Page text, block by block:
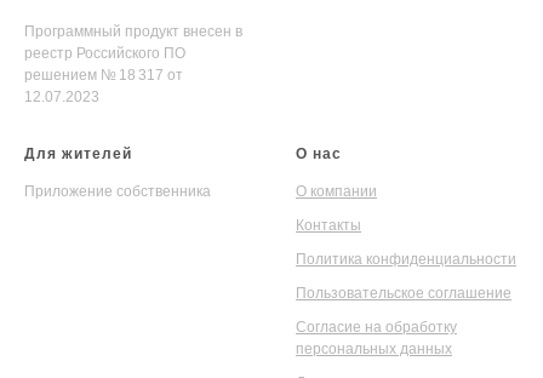
Программный продукт внесен в
реестр Российского ПО
решением № 18 317 от
12.07.2023
Для жителей
Приложение собственника
О нас
О компании
Контакты
Политика конфиденциальности
Пользовательское соглашение
Согласие на обработку
персональных данных